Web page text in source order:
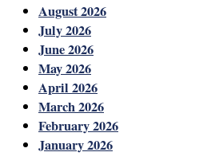
August 2026
July 2026
June 2026
May 2026
April 2026
March 2026
February 2026
January 2026